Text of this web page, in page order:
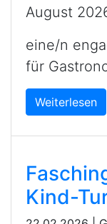
August
eine/n
für
Weiterlesen
Kind-